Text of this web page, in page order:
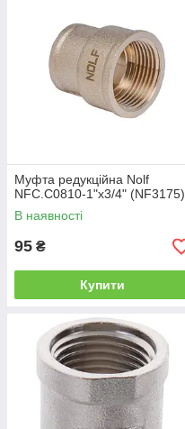
Муфта редукційна Nolf
NFC.C0810-1"x3/4" (NF3175)
В наявності
95 ₴
Купити